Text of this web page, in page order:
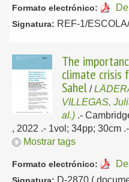
Formato electrónico:
Signatura: REF-1/
The
climate crisis
Sahel /
VILLEGAS,
al.) .-
, 2022 .- 1vol; 34pp; 30cm
Mostrar tags
Formato electrónico:
D-2870 (